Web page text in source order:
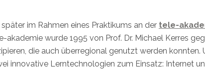
im Rahmen eines Praktikums an der tele-
akademie wurde 1995 von Prof. Dr. Michael Kerres
die auch überregional genutzt werden konnten.
innovative Lerntechnologien zum Einsatz: Internet